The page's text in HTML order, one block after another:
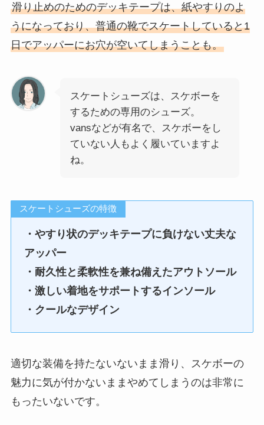
滑り止めのためのデッキテープは、紙やすりのよ
うになっており、普通の靴でスケートしていると1
日でアッパーにお穴が空いてしまうことも。
スケートシューズは、スケボーを
するための専用のシューズ。
vansなどが有名で、スケボーをし
ていない人もよく履いていますよ
ね。
スケートシューズの特徴
・やすり状のデッキテープに負けない丈夫な
アッパー
・耐久性と柔軟性を兼ね備えたアウトソール
・激しい着地をサポートするインソール
・クールなデザイン
適切な装備を持たないないまま滑り、スケボーの
魅力に気が付かないままやめてしまうのは非常に
もったいないです。